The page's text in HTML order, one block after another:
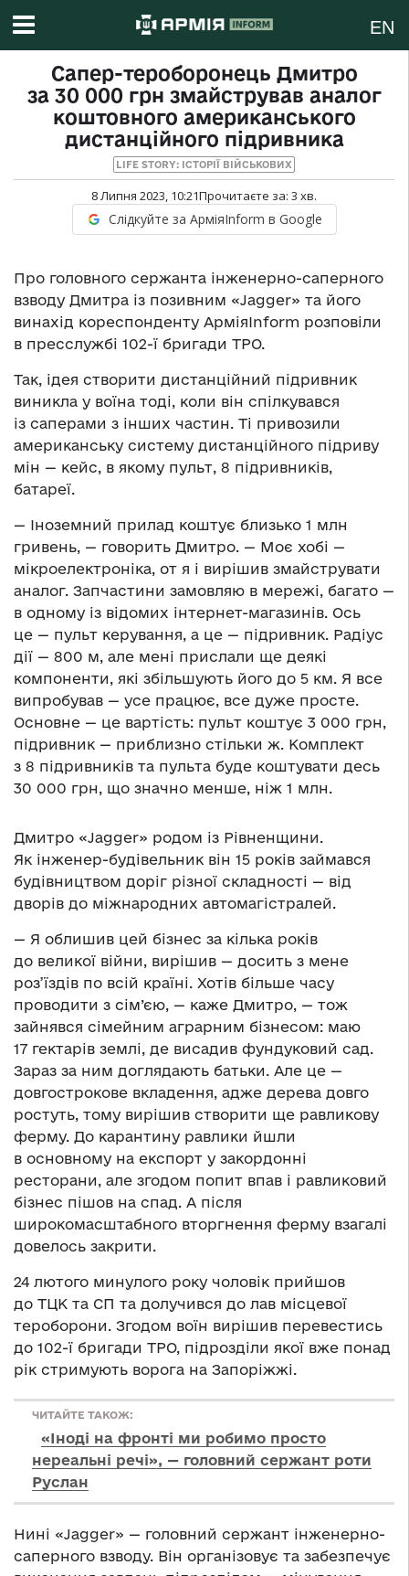
EN
Сапер-тероборонець Дмитро
за 30 000 грн змайстрував аналог
коштовного американського
дистанційного підривника
LIFE STORY: ІСТОРІЇ ВІЙСЬКОВИХ
8 Липня 2023, 10:21Прочитаєте за: 3 хв.
Слідкуйте за АрміяInform в Google
Про головного сержанта інженерно-саперного
взводу Дмитра із позивним «Jagger» та його
винахід кореспонденту АрміяInform розповіли
в пресслужбі 102-ї бригади ТРО.
Так, ідея створити дистанційний підривник
виникла у воїна тоді, коли він спілкувався
із саперами з інших частин. Ті привозили
американську систему дистанційного підриву
мін — кейс, в якому пульт, 8 підривників,
батареї.
— Іноземний прилад коштує близько 1 млн
гривень, — говорить Дмитро. — Моє хобі —
мікроелектроніка, от я і вирішив змайструвати
аналог. Запчастини замовляю в мережі, багато —
в одному із відомих інтернет-магазинів. Ось
це — пульт керування, а це — підривник. Радіус
дії — 800 м, але мені прислали ще деякі
компоненти, які збільшують його до 5 км. Я все
випробував — усе працює, все дуже просте.
Основне — це вартість: пульт коштує 3 000 грн,
підривник — приблизно стільки ж. Комплект
з 8 підривників та пульта буде коштувати десь
30 000 грн, що значно менше, ніж 1 млн.
Дмитро «Jagger» родом із Рівненщини.
Як інженер-будівельник він 15 років займався
будівництвом доріг різної складності — від
дворів до міжнародних автомагістралей.
— Я облишив цей бізнес за кілька років
до великої війни, вирішив — досить з мене
роз’їздів по всій країні. Хотів більше часу
проводити з сім’єю, — каже Дмитро, — тож
зайнявся сімейним аграрним бізнесом: маю
17 гектарів землі, де висадив фундуковий сад.
Зараз за ним доглядають батьки. Але це —
довгострокове вкладення, адже дерева довго
ростуть, тому вирішив створити ще равликову
ферму. До карантину равлики йшли
в основному на експорт у закордонні
ресторани, але згодом попит впав і равликовий
бізнес пішов на спад. А після
широкомасштабного вторгнення ферму взагалі
довелось закрити.
24 лютого минулого року чоловік прийшов
до ТЦК та СП та долучився до лав місцевої
тероборони. Згодом воїн вирішив перевестись
до 102-ї бригади ТРО, підрозділи якої вже понад
рік стримують ворога на Запоріжжі.
ЧИТАЙТЕ ТАКОЖ:
«Іноді на фронті ми робимо просто
нереальні речі», — головний сержант роти
Руслан
Нині «Jagger» — головний сержант інженерно-
саперного взводу. Він організовує та забезпечує